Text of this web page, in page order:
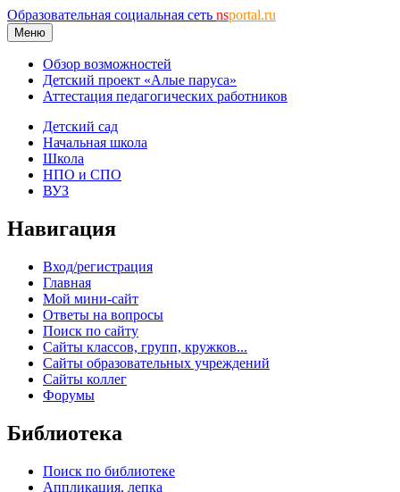
Образовательная социальная сеть nsportal.ru
Меню
Обзор возможностей
Детский проект «Алые паруса»
Аттестация педагогических работников
Детский сад
Начальная школа
Школа
НПО и СПО
ВУЗ
Навигация
Вход/регистрация
Главная
Мой мини-сайт
Ответы на вопросы
Поиск по сайту
Сайты классов, групп, кружков...
Сайты образовательных учреждений
Сайты коллег
Форумы
Библиотека
Поиск по библиотеке
Аппликация, лепка